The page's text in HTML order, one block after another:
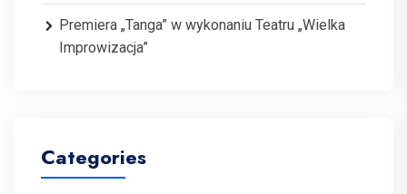
Premiera „Tanga” w wykonaniu Teatru „Wielka
Improwizacja”
Categories